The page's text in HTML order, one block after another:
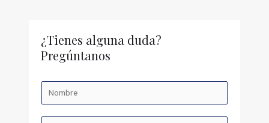
¿Tienes alguna duda?
Pregúntanos